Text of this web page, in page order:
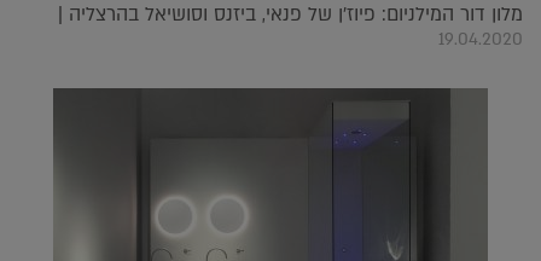
מלון דור המילניום: פיוז'ן של פנאי, ביזנס וסושיאל בהרצליה |
19.04.2020